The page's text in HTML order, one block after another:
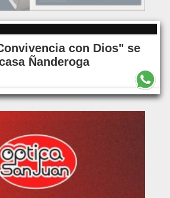
con Dios" se
Ñanderoga